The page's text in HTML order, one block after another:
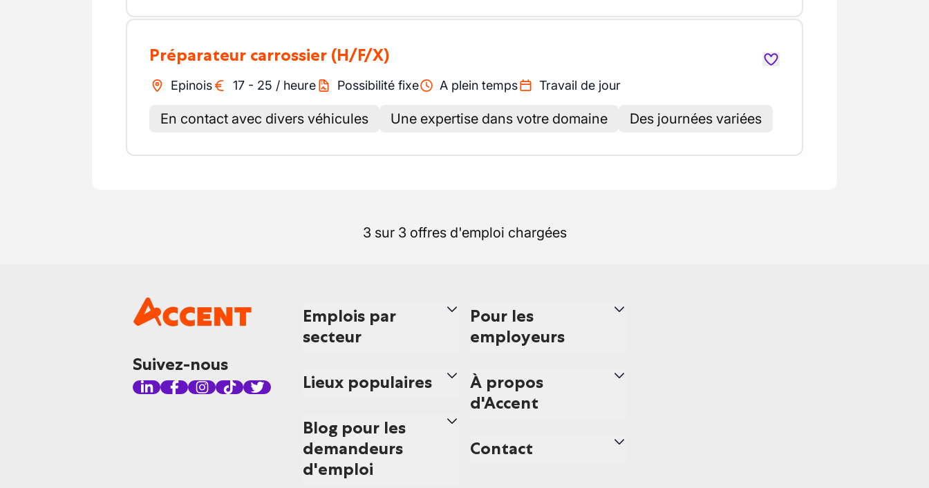
Préparateur carrossier (H/F/X)
Epinois 17 - 25 / heure Possibilité fixe A plein temps Travail de jour
En contact avec divers véhicules Une expertise dans votre domaine Des journées variées
3 sur 3 offres d'emploi chargées
Suivez-nous
Emplois par
secteur
Lieux populaires
Blog pour les
demandeurs
d'emploi
Pour les
employeurs
À propos
d'Accent
Contact